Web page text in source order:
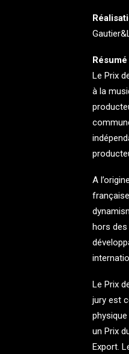
Résumé
Le Prix
à la
A
hors
Le Prix
jury est
un Prix
Export.